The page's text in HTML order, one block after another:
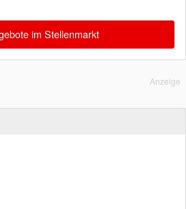
im Stellenmarkt
Anzeige